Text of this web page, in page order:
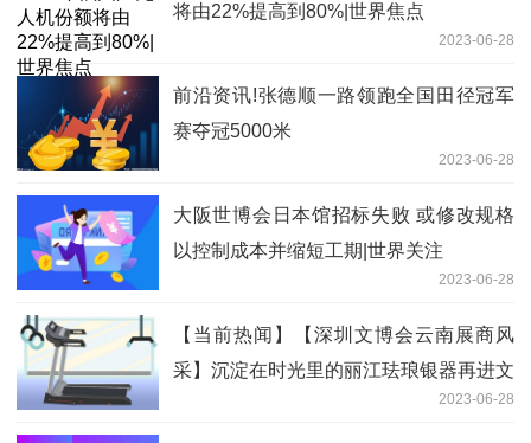
将由22%提高到80%|世界焦点
2023-06-28
前沿资讯!张德顺一路领跑全国田径冠军
赛夺冠5000米
2023-06-28
大阪世博会日本馆招标失败 或修改规格
以控制成本并缩短工期|世界关注
2023-06-28
【当前热闻】【深圳文博会云南展商风
采】沉淀在时光里的丽江珐琅银器再进文
2023-06-28